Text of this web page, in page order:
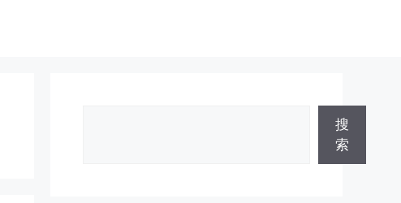
搜
索